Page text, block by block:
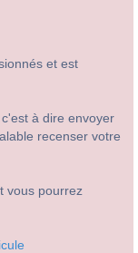
et est
à dire envoyer
recenser votre
vous pourrez